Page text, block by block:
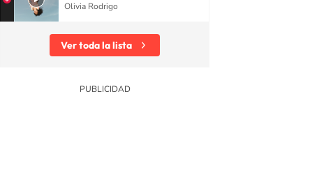
Olivia Rodrigo
Ver toda la lista